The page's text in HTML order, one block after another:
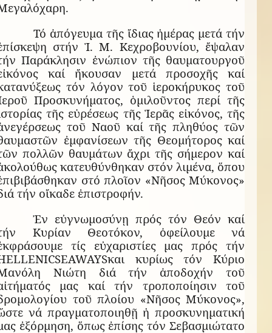
Τό ἀπόγευμα τῆς ἴδιας ἡμέρας μετά τήν
στήν Ἱ. Μ. Κεχροβουνίου, ἔψαλαν
Παράκλησιν ἐνώπιον τῆς θαυματουργοῦ
καί ἤκουσαν μετά προσοχῆς καί
τόν λόγον τοῦ ἱεροκήρυκος τοῦ
Προσκυνήματος, ὁμιλοῦντος περί τῆς
τῆς εὑρέσεως τῆς Ἱερᾶς εἰκόνος, τῆς
τοῦ Ναοῦ καί τῆς πληθύος τῶν
ἐμφανίσεων τῆς Θεομήτορος καί
πολλῶν θαυμάτων ἄχρι τῆς σήμερον καί
κατευθύνθηκαν στόν λιμένα, ὅπου
στό πλοῖον «Νῆσος Μύκονος»
τήν οἴκαδε ἐπιστροφήν.
Ἐν εὐγνωμοσύνῃ πρός τόν Θεόν καί
Κυρίαν Θεοτόκον, ὀφείλουμε νά
τίς εὐχαριστίες μας πρός τήν
SEAWAYSκαι κυρίως τόν Κύριο
Νιώτη διά τήν ἀποδοχήν τοῦ
μας καί τήν τροποποίησιν τοῦ
τοῦ πλοίου «Νῆσος Μύκονος»,
νά πραγματοποιηθῇ ἡ προσκυνηματική
ἐξόρμηση, ὅπως ἐπίσης τόν Σεβασμιώτατο